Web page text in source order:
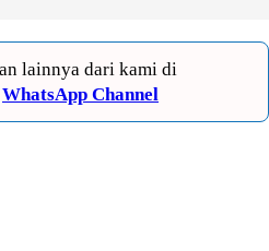
lainnya dari kami di
WhatsApp Channel